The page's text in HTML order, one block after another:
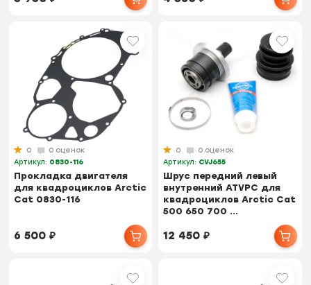
0
0 оценок
Артикул: 0830-116
Прокладка двигателя
для квадроциклов Arctic
Cat 0830-116
6 500₽
0
0 оценок
Артикул: CVJ655
Шрус передний левый
внутренний ATVPC для
квадроциклов Arctic Cat
500 650 700 ...
12 450₽